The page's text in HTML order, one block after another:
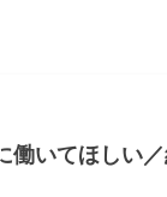
働いてほしい